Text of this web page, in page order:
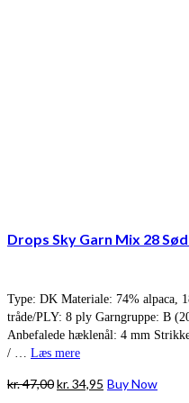
Drops Sky Garn Mix 28
Type: DK Materiale: 74% alpaca,
tråde/PLY: 8 ply Garngruppe: B
Anbefalede hæklenål: 4 mm
/ … Læs mere
kr.47,00Den
kr.34,95 Den
Buy Now